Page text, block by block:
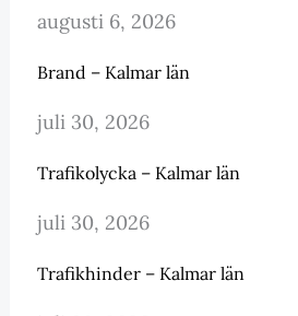
augusti 6, 2026
Brand – Kalmar län
juli 30, 2026
Trafikolycka – Kalmar län
juli 30, 2026
Trafikhinder – Kalmar län